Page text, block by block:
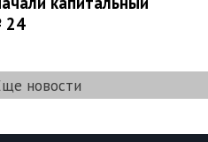
24
новости